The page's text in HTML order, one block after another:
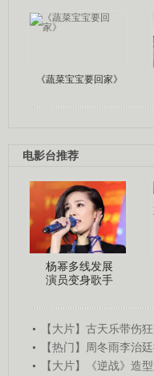
《蔬菜宝宝要回家》
电影台推荐
杨幂多线发展
演员变身歌手
【大片】古天乐带伤
【热门】周冬雨李治
【大片】《逆战》造